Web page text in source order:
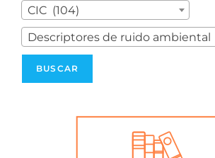
CIC (104)
Descriptores de ruido ambiental